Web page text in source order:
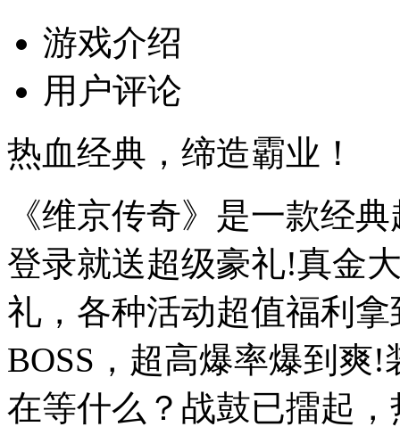
游戏介绍
用户评论
热血经典，缔造霸业！
《维京传奇》是一款经
登录就送超级豪礼!真金
礼，各种活动超值福利
BOSS，超高爆率爆到爽
在等什么？战鼓已擂起